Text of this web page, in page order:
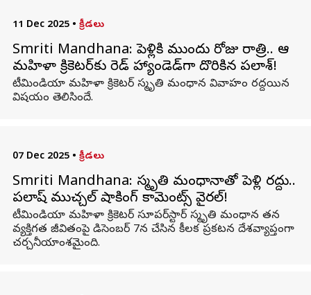
11 Dec 2025 • క్రీడలు
Smriti Mandhana: పెళ్లికి ముందు రోజు రాత్రి.. ఆ
మహిళా క్రికెటర్‌కు రెడ్ హ్యాండెడ్‌గా దొరికిన పలాశ్‌!
టీమిండియా మహిళా క్రికెటర్ స్మృతి మంధాన వివాహం రద్దయిన
విషయం తెలిసిందే.
07 Dec 2025 • క్రీడలు
Smriti Mandhana: స్మృతి మంధానాతో పెళ్లి రద్దు..
పలాష్ ముచ్చల్ షాకింగ్ కామెంట్స్ వైరల్!
టీమిండియా మహిళా క్రికెటర్ సూపర్‌స్టార్‌ స్మృతి మంధాన తన
వ్యక్తిగత జీవితంపై డిసెంబర్ 7న చేసిన కీలక ప్రకటన దేశవ్యాప్తంగా
చర్చనీయాంశమైంది.